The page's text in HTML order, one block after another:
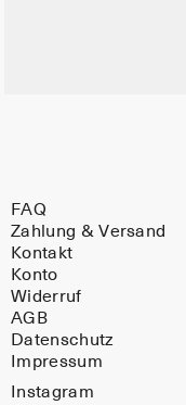
FAQ
Zahlung & Versand
Kontakt
Konto
Widerruf
AGB
Datenschutz
Impressum
Instagram